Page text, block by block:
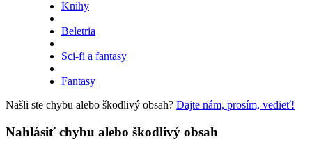
Knihy
Beletria
Sci-fi a fantasy
Fantasy
Našli ste chybu alebo škodlivý obsah? Dajte nám, prosím, vedieť!
Nahlásiť chybu alebo škodlivý obsah